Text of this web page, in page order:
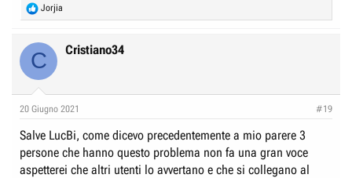
R
e
c
s
Jorjia
C Cristiano34
20 Giugno 2021 #19
Salve LucBi, come dicevo precedentemente a mio parere 3
persone che hanno questo problema non fa una gran voce
aspetterei che altri utenti lo avvertano e che si collegano al